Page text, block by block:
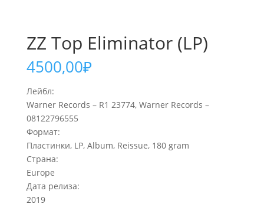
ZZ Top Eliminator (LP)
4500,00₽
Лейбл:
Warner Records – R1 23774, Warner Records –
08122796555
Формат:
Пластинки, LP, Album, Reissue, 180 gram
Страна:
Europe
Дата релиза:
2019